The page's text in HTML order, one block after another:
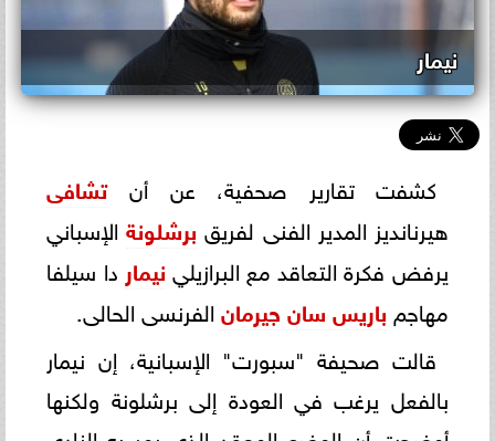
نيمار
كشفت تقارير صحفية، عن أنتشافى
هيرنانديز المدير الفنى لفريق برشلونةالإسباني
يرفض فكرة التعاقد مع البرازيلي نيمار دا سيلفا
مهاجم باريس سان جيرمان الفرنسى الحالى.
قالت صحيفة "سبورت" الإسبانية، إن نيمار
بالفعل يرغب في العودة إلى برشلونة ولكنها